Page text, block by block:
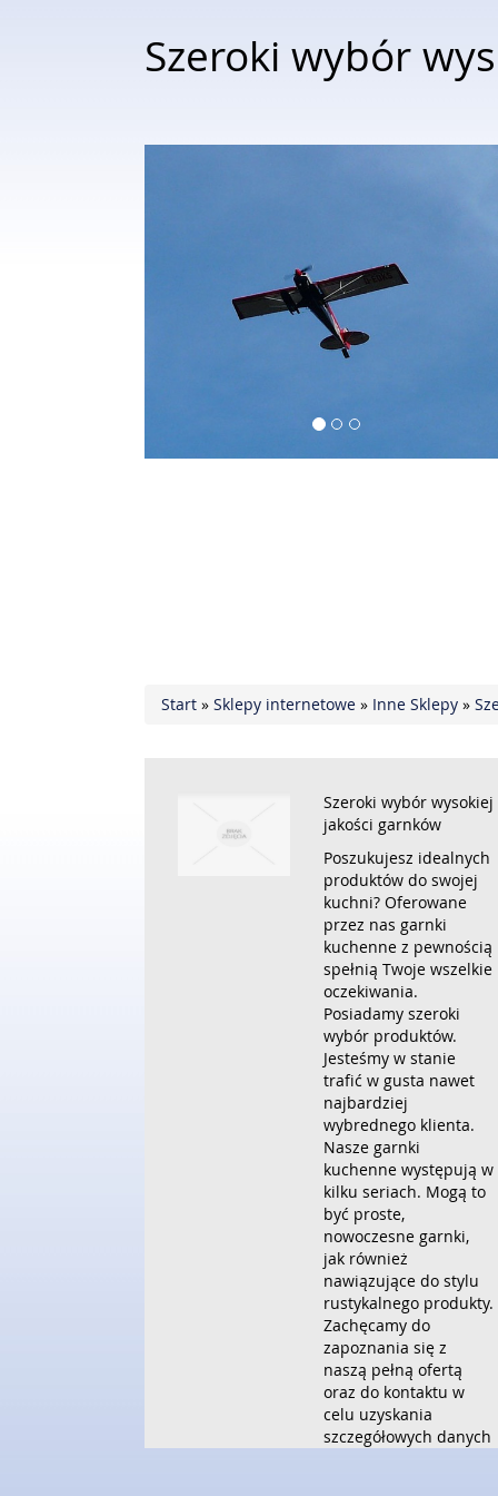
Szeroki wybór
Start » Sklepy internetowe » Inne Sklepy »
Szeroki wybór wysokiej
jakości garnków
Poszukujesz idealnych
produktów do swojej
kuchni? Oferowane
przez nas garnki
kuchenne z pewnością
spełnią Twoje wszelkie
oczekiwania.
Posiadamy szeroki
wybór produktów.
Jesteśmy w stanie
trafić w gusta nawet
najbardziej
wybrednego klienta.
Nasze garnki
kuchenne występują w
kilku seriach. Mogą to
być proste,
nowoczesne garnki,
jak również
nawiązujące do stylu
rustykalnego produkty.
Zachęcamy do
zapoznania się z
naszą pełną ofertą
oraz do kontaktu w
celu uzyskania
szczegółowych danych